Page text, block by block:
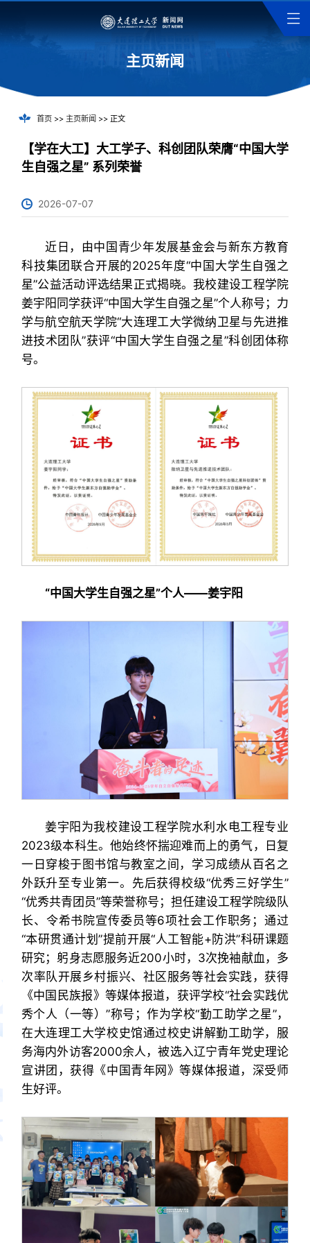
主页新闻
首页>> 主页新闻 >> 正文
【学在大工】大工学子、科创团队荣膺“中国大学
生自强之星” 系列荣誉
2026-07-07
近日，由中国青少年发展基金会与新东方教育
科技集团联合开展的2025年度“中国大学生自强之
星”公益活动评选结果正式揭晓。我校建设工程学院
姜宇阳同学获评“中国大学生自强之星”个人称号；力
学与航空航天学院“大连理工大学微纳卫星与先进推
进技术团队”获评“中国大学生自强之星”科创团体称
号。
“中国大学生自强之星”个人——姜宇阳
姜宇阳为我校建设工程学院水利水电工程专业
2023级本科生。他始终怀揣迎难而上的勇气，日复
一日穿梭于图书馆与教室之间，学习成绩从百名之
外跃升至专业第一。先后获得校级“优秀三好学生”
“优秀共青团员”等荣誉称号；担任建设工程学院级队
长、令希书院宣传委员等6项社会工作职务；通过
“本研贯通计划”提前开展“人工智能+防洪”科研课题
研究；躬身志愿服务近200小时，3次挽袖献血，多
次率队开展乡村振兴、社区服务等社会实践，获得
《中国民族报》等媒体报道，获评学校“社会实践优
秀个人（一等）”称号；作为学校“勤工助学之星”，
在大连理工大学校史馆通过校史讲解勤工助学，服
务海内外访客2000余人，被选入辽宁青年党史理论
宣讲团，获得《中国青年网》等媒体报道，深受师
生好评。